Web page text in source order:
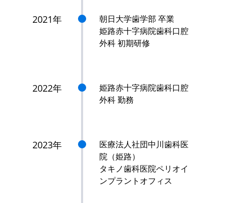
2021年
朝日大学歯学部 卒業
姫路赤十字病院歯科口腔
外科 初期研修
2022年
姫路赤十字病院歯科口腔
外科 勤務
2023年
医療法人社団中川歯科医
院（姫路）
タキノ歯科医院ペリオイ
ンプラントオフィス